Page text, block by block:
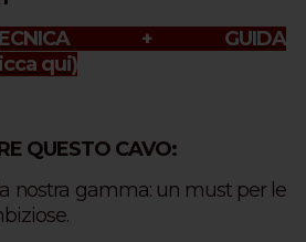
+ GUIDA
qui)
QUESTO CAVO:
nostra gamma: un must per le